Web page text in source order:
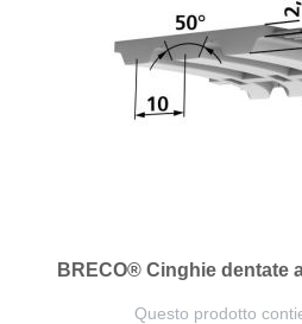
BRECO® Cinghie dentate
Questo prodotto